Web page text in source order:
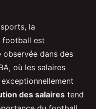
la
football est
observée dans des
où les salaires
des salaires tend